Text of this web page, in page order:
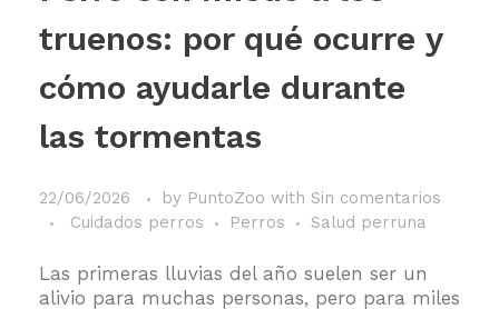
truenos: por qué ocurre y
cómo ayudarle durante
las tormentas
22/06/2026 by PuntoZoo with Sin comentarios
Cuidados perros
Perros Salud perruna
Las primeras lluvias del año suelen ser un
alivio para muchas personas, pero para miles